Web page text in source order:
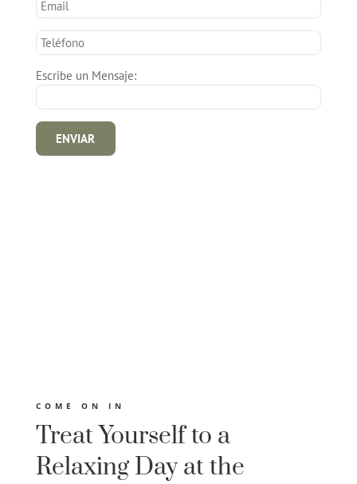
Escribe un Mensaje:
COME ON IN
Treat Yourself to a
Relaxing Day at the